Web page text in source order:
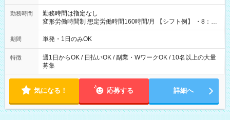
勤務時間
勤務時間は指定なし
変形労働時間制 想定労働時間160時間/月 【シフト例】 ・8：00
～21：00
期間 単発・1日のみOK
特徴
週1日からOK / 日払いOK / 副業・WワークOK / 10名以上の大量
募集
気になる！ 応募する 詳細へ